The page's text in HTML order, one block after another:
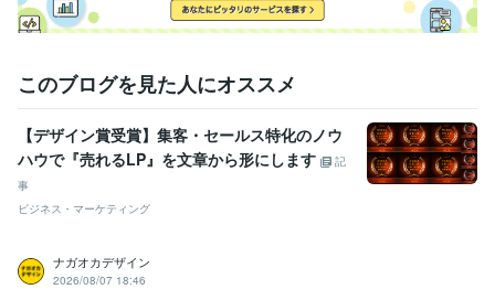
職歴
保育園看護師 2017年3月 ~ 現在
病院勤務 2000年3月 ~ 2011年2月
看護専門学校 2020年3月 ~ 2023年2月
受賞歴
社会福祉士合格しました(˶ᵔ ᵕ ᵔ
˶)
精神保健福祉士合格しました⸜(*ˊᗜˋ*)⸝
看護師 取得年 : 1999年
保育士 取得年 : 2017年
このブログを見た人にオススメ
【デザイン賞受賞】集客・セールス特化のノウ
ハウで『売れるLP』を文章から形にします
記
事
ビジネス・マーケティング
ナガオカデザイン
2026/08/07 18:46